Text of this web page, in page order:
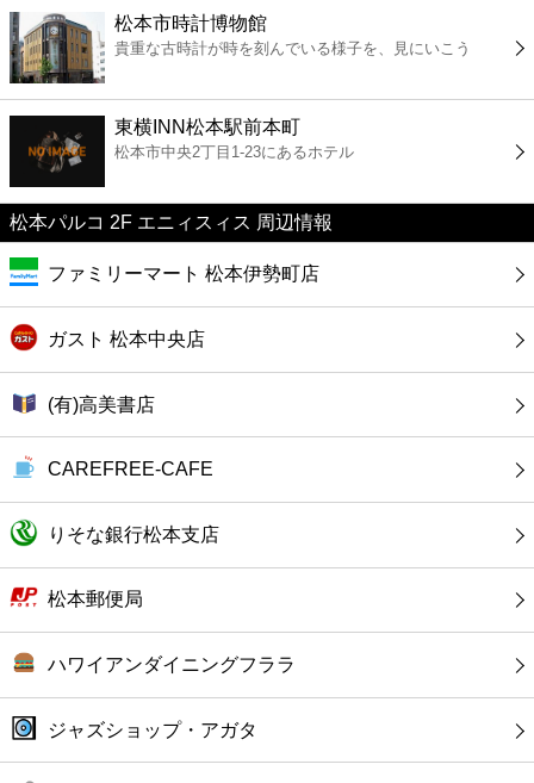
ファミレス
ファーストフード
カフェ
ショッピング
銀行
公共
病院
松本市時計博物館
貴重な古時計が時を刻んでいる様子を、見にいこう
東横INN松本駅前本町
松本市中央2丁目1-23にあるホテル
松本パルコ 2F エニィスィス 周辺情報
ファミリーマート 松本伊勢町店
ガスト 松本中央店
(有)高美書店
CAREFREE‐CAFE
りそな銀行松本支店
松本郵便局
ハワイアンダイニングフララ
ジャズショップ・アガタ